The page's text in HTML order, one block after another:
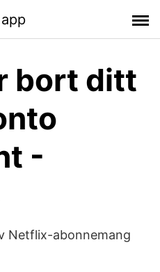
bort ditt
-
Netflix-abonnemang